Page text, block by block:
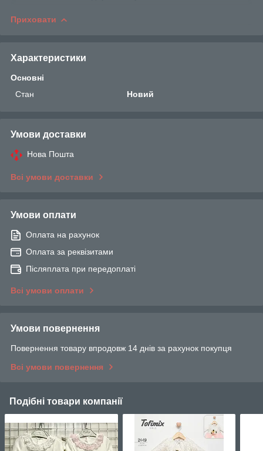
Приховати
Характеристики
Основні
Стан
Новий
Умови доставки
Нова Пошта
Всі умови доставки
Умови оплати
Оплата на рахунок
Оплата за реквізитами
Післяплата при передоплаті
Всі умови оплати
Умови повернення
Повернення товару впродовж 14 днів за рахунок покупця
Всі умови повернення
Подібні товари компанії